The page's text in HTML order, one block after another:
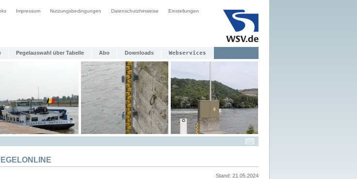
Impressum Nutzungsbedingungen Datenschutzhinweise Einstellungen
Pegelauswahl über Tabelle Abo Downloads Webservices
Stand: 21.05.2024